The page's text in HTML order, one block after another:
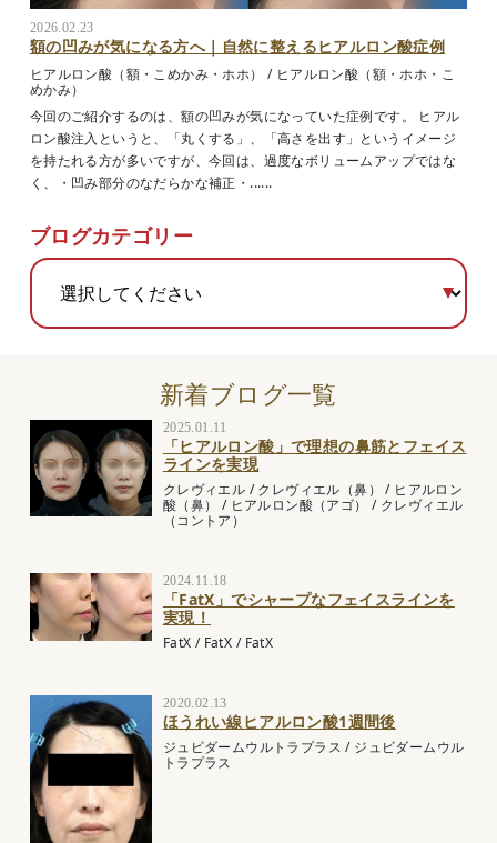
2026.02.23
額の凹みが気になる方へ｜自然に整えるヒアルロン酸症例
ヒアルロン酸（額・こめかみ・ホホ） / ヒアルロン酸（額・ホホ・こ
めかみ）
今回のご紹介するのは、額の凹みが気になっていた症例です。 ヒアル
ロン酸注入というと、「丸くする」、「高さを出す」というイメージ
を持たれる方が多いですが、今回は、過度なボリュームアップではな
く、・凹み部分のなだらかな補正・......
ブログカテゴリー
新着ブログ一覧
2025.01.11
「ヒアルロン酸」で理想の鼻筋とフェイス
ラインを実現
クレヴィエル /クレヴィエル（鼻） / ヒアルロン
酸（鼻）
/ ヒアルロン酸（アゴ） / クレヴィエル
（コントア）
2024.11.18
「FatX」でシャープなフェイスラインを
実現！
FatX / FatX / FatX
2020.02.13
ほうれい線ヒアルロン酸1週間後
ジュビダームウルトラプラス / ジュビダームウル
トラプラス